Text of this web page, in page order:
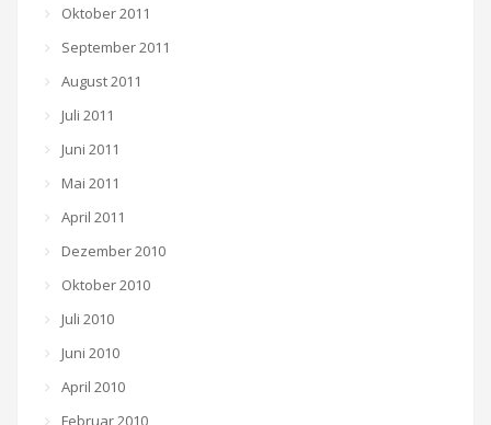
Oktober 2011
September 2011
August 2011
Juli 2011
Juni 2011
Mai 2011
April 2011
Dezember 2010
Oktober 2010
Juli 2010
Juni 2010
April 2010
Februar 2010